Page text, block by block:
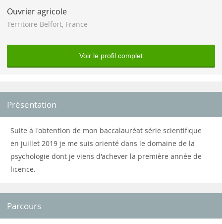
Ouvrier agricole
Territoire Belfort, France
Voir le profil complet
Présentation
Suite à l'obtention de mon baccalauréat série scientifique
en juillet 2019 je me suis orienté dans le domaine de la
psychologie dont je viens d'achever la première année de
licence.
Parcours